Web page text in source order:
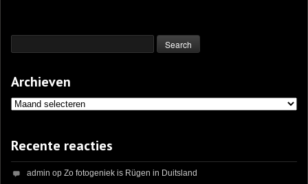
Archieven
Archieven
Recente reacties
admin op Zo fotogeniek is Rügen in Duitsland